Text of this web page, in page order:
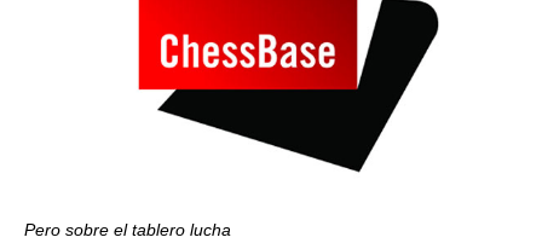
Pero sobre el tablero lucha